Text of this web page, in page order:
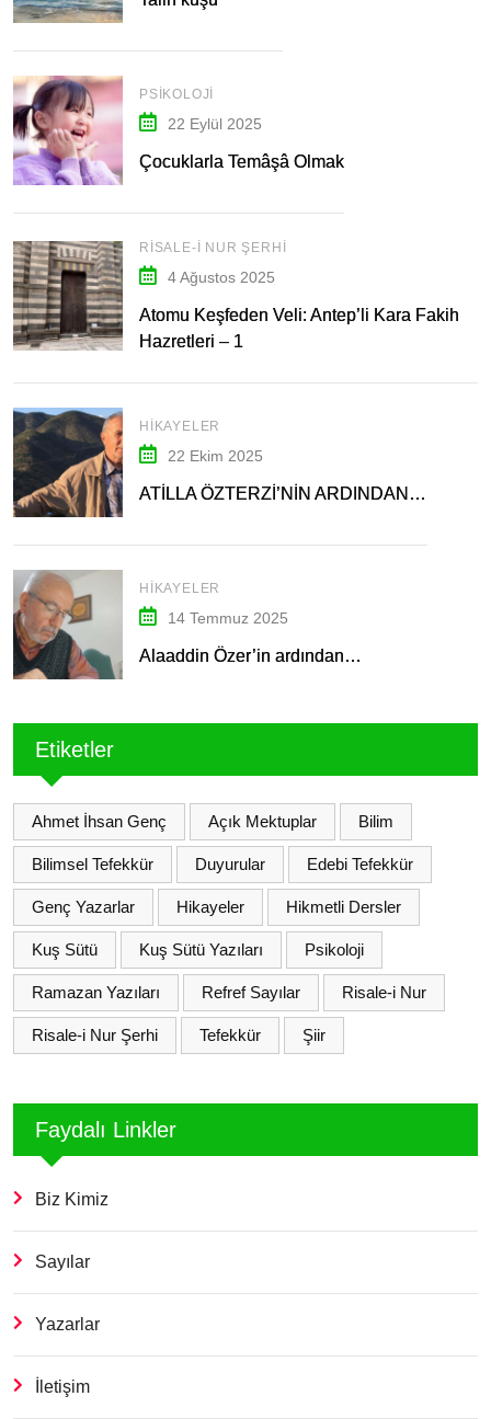
PSIKOLOJI
22 Eylül 2025
Çocuklarla Temâşâ Olmak
RISALE-I NUR ŞERHI
4 Ağustos 2025
Atomu Keşfeden Veli: Antep’li Kara Fakih
Hazretleri – 1
HIKAYELER
22 Ekim 2025
ATİLLA ÖZTERZİ’NİN ARDINDAN…
HIKAYELER
14 Temmuz 2025
Alaaddin Özer’in ardından…
Etiketler
Ahmet İhsan Genç Açık Mektuplar Bilim
Bilimsel Tefekkür Duyurular Edebi Tefekkür
Genç Yazarlar Hikayeler Hikmetli Dersler
Kuş Sütü Kuş Sütü Yazıları Psikoloji
Ramazan Yazıları Refref Sayılar Risale-i Nur
Risale-i Nur Şerhi Tefekkür Şiir
Faydalı Linkler
Biz Kimiz
Sayılar
Yazarlar
İletişim